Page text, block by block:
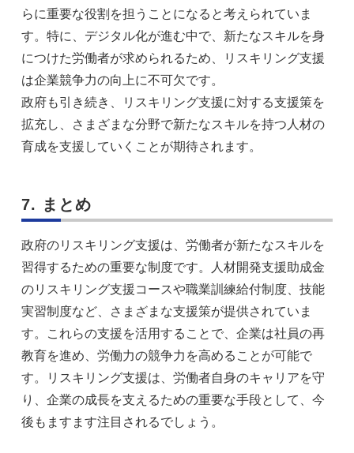
らに重要な役割を担うことになると考えられていま
す。特に、デジタル化が進む中で、新たなスキルを身
につけた労働者が求められるため、リスキリング支援
は企業競争力の向上に不可欠です。
政府も引き続き、リスキリング支援に対する支援策を
拡充し、さまざまな分野で新たなスキルを持つ人材の
育成を支援していくことが期待されます。
7. まとめ
政府のリスキリング支援は、労働者が新たなスキルを
習得するための重要な制度です。人材開発支援助成金
のリスキリング支援コースや職業訓練給付制度、技能
実習制度など、さまざまな支援策が提供されていま
す。これらの支援を活用することで、企業は社員の再
教育を進め、労働力の競争力を高めることが可能で
す。リスキリング支援は、労働者自身のキャリアを守
り、企業の成長を支えるための重要な手段として、今
後もますます注目されるでしょう。